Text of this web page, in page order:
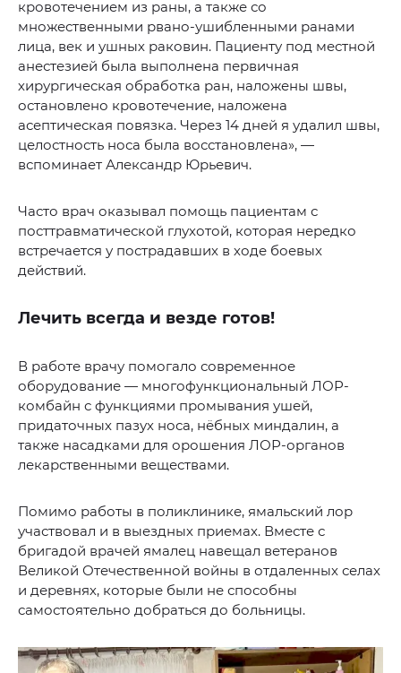
кровотечением из раны, а также со
множественными рвано-ушибленными ранами
лица, век и ушных раковин. Пациенту под местной
анестезией была выполнена первичная
хирургическая обработка ран, наложены швы,
остановлено кровотечение, наложена
асептическая повязка. Через 14 дней я удалил швы,
целостность носа была восстановлена», —
вспоминает Александр Юрьевич.
Часто врач оказывал помощь пациентам с
посттравматической глухотой, которая нередко
встречается у пострадавших в ходе боевых
действий.
Лечить всегда и везде готов!
В работе врачу помогало современное
оборудование — многофункциональный ЛОР-
комбайн с функциями промывания ушей,
придаточных пазух носа, нёбных миндалин, а
также насадками для орошения ЛОР-органов
лекарственными веществами.
Помимо работы в поликлинике, ямальский лор
участвовал и в выездных приемах. Вместе с
бригадой врачей ямалец навещал ветеранов
Великой Отечественной войны в отдаленных селах
и деревнях, которые были не способны
самостоятельно добраться до больницы.